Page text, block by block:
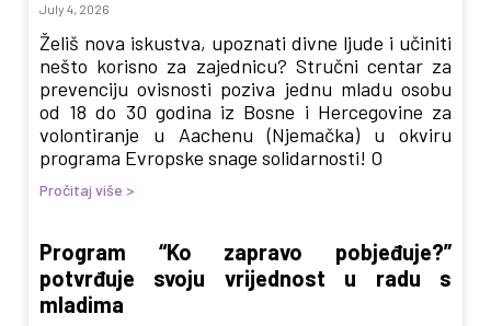
July 4, 2026
Želiš nova iskustva, upoznati divne ljude i učiniti
nešto korisno za zajednicu? Stručni centar za
prevenciju ovisnosti poziva jednu mladu osobu
od 18 do 30 godina iz Bosne i Hercegovine za
volontiranje u Aachenu (Njemačka) u okviru
programa Evropske snage solidarnosti! O
Pročitaj više >
Program “Ko zapravo pobjeđuje?”
potvrđuje svoju vrijednost u radu s
mladima